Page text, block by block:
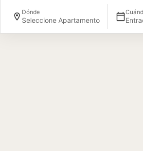
Dónde
Seleccione Apartamento